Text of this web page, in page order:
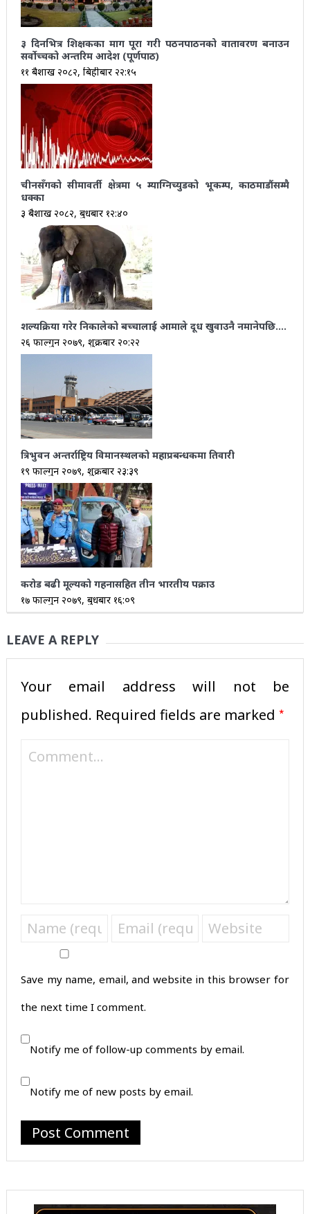
३ दिनभित्र शिक्षकका माग पूरा गरी पठनपाठनको वातावरण बनाउन
सर्वोच्चको अन्तरिम आदेश (पूर्णपाठ)
११ बैशाख २०८२, बिहीबार २२:१५
चीनसँगको सीमावर्ती क्षेत्रमा ५ म्याग्निच्युडको भूकम्प, काठमाडौंसम्मै
धक्का
३ बैशाख २०८२, बुधबार १२:४०
शल्यक्रिया गरेर निकालेको बच्चालाई आमाले दूध खुवाउनै नमानेपछि….
२६ फाल्गुन २०७९, शुक्रबार २०:२२
त्रिभुवन अन्तर्राष्ट्रिय विमानस्थलको महाप्रबन्धकमा तिवारी
१९ फाल्गुन २०७९, शुक्रबार २३:३९
करोड बढी मूल्यको गहनासहित तीन भारतीय पक्राउ
१७ फाल्गुन २०७९, बुधबार १६:०९
LEAVE A REPLY
Your email address will not be
published. Required fields are marked *
Save my name, email, and website in this browser for
the next time I comment.
Notify me of follow-up comments by email.
Notify me of new posts by email.